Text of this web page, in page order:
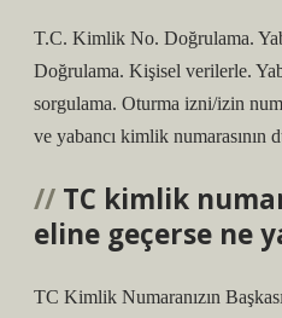
T.C. Kimlik No. Doğrulama.
Doğrulama. Kişisel verilerle.
sorgulama. Oturma izni/izin
ve yabancı kimlik numarasının
TC kimlik
eline geçerse ne
TC Kimlik Numaranızın Başkası